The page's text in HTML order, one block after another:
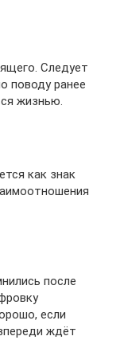
Следует
поводу ранее
жизнью.
как знак
после
если
ждёт